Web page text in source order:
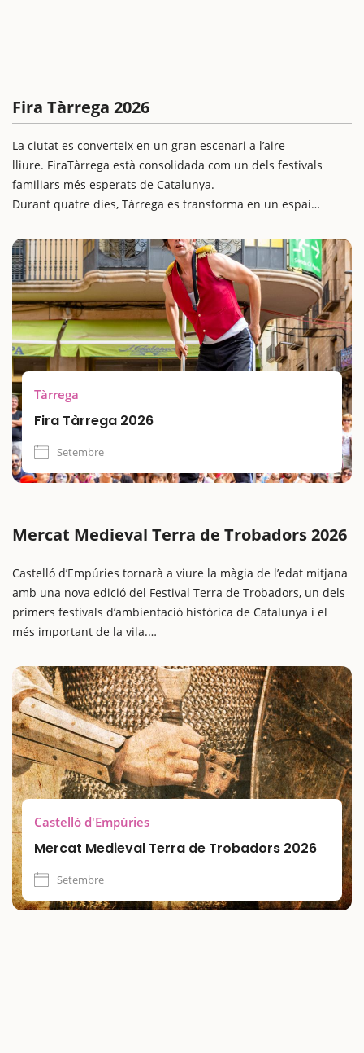
Fira Tàrrega 2026
La ciutat es converteix en un gran escenari a l’aire
lliure. FiraTàrrega està consolidada com un dels festivals
familiars més esperats de Catalunya.
Durant quatre dies, Tàrrega es transforma en un espai
visuals, amb espectacles per a tots els públics i de tots els
formats.
Amb una programació diversa, zones renovades com l’antiga
estació de busos convertida en espai gastronòmic, i
espectacles pensats també per al públic familiar, FiraTàrrega
és una oportunitat ideal per gaudir de la cultura en
majúscules amb nens i nenes.
Tàrrega
Fira Tàrrega 2026
Setembre
Mercat Medieval Terra de Trobadors 2026
Castelló d’Empúries tornarà a viure la màgia de l’edat mitjana
amb una nova edició del Festival Terra de Trobadors, un dels
primers festivals d’ambientació històrica de Catalunya i el
més important de la vila.
espectacular Mercat Medieval, tallers, concerts, jocs infantils i
propostes culturals. Una oportunitat única per viatjar al
passat i viure una experiència històrica i festiva.
Castelló d'Empúries
Mercat Medieval Terra de Trobadors 2026
Setembre